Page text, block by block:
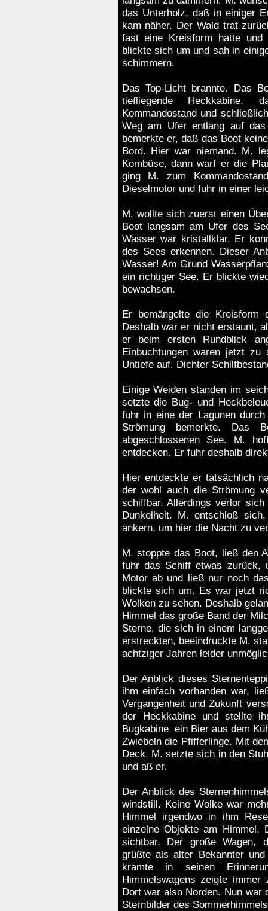
das Unterholz, daß in einiger
kam näher. Der Wald trat
fast eine Kreisform hatte und
blickte sich um und sah in
schimmern.
Das Top-Licht brannte. Das
tiefliegende Heckkabine,
Kommandostand und
Weg am Ufer entlang auf
bemerkte er, daß das Boot
Bord. Hier war niemand. M.
Kombüse, dann warf er die
ging M. zum
Dieselmotor und fuhr in einer
M. wollte sich zuerst einen
Boot langsam am Ufer des
Wasser war kristallklar. Er
des Sees erkennen. Dieser
Wasser! Am Grund
ein richtiger See. Er blickte
bewachsen.
Er bemängelte die
Deshalb war er nicht erstaunt,
er beim ersten Rundblick
Einbuchtungen waren jetzt
Untiefe auf. Dichter
Einige Weiden standen im
setzte die Bug- und
fuhr in eine der Lagunen
Strömung bemerkte.
abgeschlossenen See. M.
entdecken. Er fuhr deshalb
Hier entdeckte er tatsächlich
der wohl auch die Strömung
schiffbar. Allerdings verlor
Dunkelheit. M. entschloß
ankern, um hier die Nacht zu
M. stoppte das Boot, ließ den
fuhr das Schiff etwas zurück,
Motor ab und ließ nur noch
blickte sich um. Es war jetzt
Wolken zu sehen. Deshalb
Himmel das große Band der
Sterne, die sich in einem
erstreckten, beeindruckte M.
achtziger Jahren leider
Der Anblick dieses
ihm einfach vorhanden war,
Vergangenheit und Zukunft
der Heckkabine und stellte
Bugkabine ein Bier aus dem
Zwiebeln die Pfifferlinge. Mit
Deck. M. setzte sich in den
und aß er.
Der Anblick des
windstill. Keine Wolke war
Himmel irgendwo in ihm
einzelne Objekte am Himmel.
sichtbar. Der große Wagen,
grüßte als alter Bekannter
kramte in seinen
Himmelswagens zeigte
Dort war also Norden. Nun war
Sternbilder des